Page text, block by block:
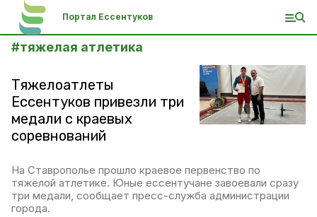
Портал Ессентуков
#тяжелая атлетика
Тяжелоатлеты
Ессентуков привезли три
медали с краевых
соревнований
На Ставрополье прошло краевое первенство по
тяжёлой атлетике. Юные ессентучане завоевали сразу
три медали, сообщает пресс-служба администрации
города.